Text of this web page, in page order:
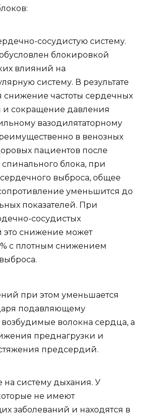
сосудистую систему.
блокировкой
влияний на
систему. В результате
снижение частоты сердечных
сокращение давления
вазодилятаторному
в венозных
пациентов после
блока, при
выброса, общее
уменьшится до
показателей. При
сосудистых
это снижение может
с плотным снижением
при этом уменьшается
подавляющему
волокна сердца, а
преднагрузки и
предсердий.
на систему дыхания. У
не имеют
заболеваний и находятся в